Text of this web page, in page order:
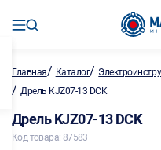
Главная/ Каталог/
/ Дрель KJZ07-13 DCK
Дрель KJZ07-13 DCK
Код товара: 87583